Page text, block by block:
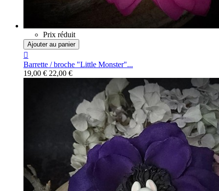
Prix réduit
Ajouter au panier

Barrette / broche "Little Monster"...
19,00 € 22,00 €